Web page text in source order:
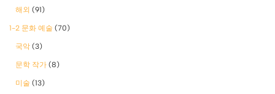
해외 (91)
1-2 문화 예술 (70)
국악 (3)
문학 작가 (8)
미술 (13)